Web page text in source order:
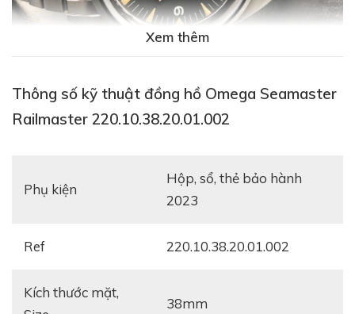
Xem thêm:Review đồng hồ Omega Seamaster
Xem thêm
Thông số kỹ thuật đồng hồ Omega Seamaster
Railmaster 220.10.38.20.01.002
Phụ kiện
hộp, sổ, thẻ bảo hành
2023
Ref 220.10.38.20.01.002
Kích thước mặt,
38mm